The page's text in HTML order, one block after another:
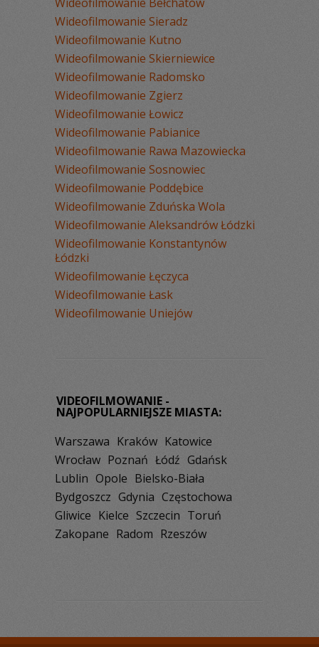
Wideofilmowanie Sieradz
Wideofilmowanie Kutno
Wideofilmowanie Skierniewice
Wideofilmowanie Radomsko
Wideofilmowanie Zgierz
Wideofilmowanie Łowicz
Wideofilmowanie Pabianice
Wideofilmowanie Rawa Mazowiecka
Wideofilmowanie Sosnowiec
Wideofilmowanie Poddębice
Wideofilmowanie Zduńska Wola
Wideofilmowanie Aleksandrów Łódzki
Wideofilmowanie Konstantynów
Łódzki
Wideofilmowanie Łęczyca
Wideofilmowanie Łask
Wideofilmowanie Uniejów
VIDEOFILMOWANIE -
NAJPOPULARNIEJSZE MIASTA:
Warszawa Kraków Katowice
Wrocław Poznań Łódź Gdańsk
Lublin Opole Bielsko-Biała
Bydgoszcz Gdynia Częstochowa
Gliwice Kielce Szczecin Toruń
Zakopane Radom Rzeszów